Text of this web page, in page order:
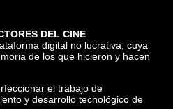
DEL CINE
digital no lucrativa, cuya
de los que hicieron y hacen
el trabajo de
y desarrollo tecnológico de